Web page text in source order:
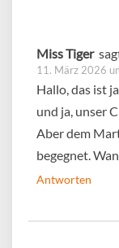
Miss Tiger
11. März 2026
Hallo, das ist
und ja, unser
Aber dem
begegnet.
Antworten